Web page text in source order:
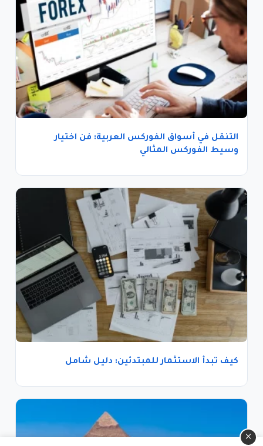
التنقل في أسواق الفوركس العربية: فن اختيار
وسيط الفوركس المثالي
كيف تبدأ الاستثمار للمبتدئين: دليل شامل
×